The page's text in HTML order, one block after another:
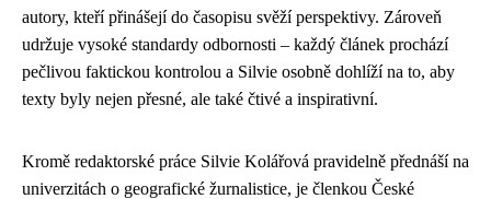
autory, kteří přinášejí do časopisu svěží perspektivy. Zároveň
udržuje vysoké standardy odbornosti – každý článek prochází
pečlivou faktickou kontrolou a Silvie osobně dohlíží na to, aby
texty byly nejen přesné, ale také čtivé a inspirativní.
Kromě redaktorské práce Silvie Kolářová pravidelně přednáší na
univerzitách o geografické žurnalistice, je členkou České